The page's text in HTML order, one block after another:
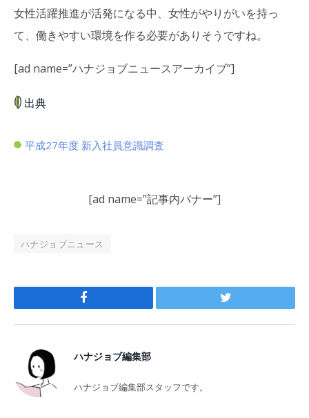
女性活躍推進が活発になる中、女性がやりがいを持っ
て、働きやすい環境を作る必要がありそうですね。
[ad name=”ハナジョブニュースアーカイブ”]
出典
平成27年度 新入社員意識調査
[ad name=”記事内バナー”]
ハナジョブニュース
Facebook Twitter
ハナジョブ編集部
ハナジョブ編集部スタッフです。